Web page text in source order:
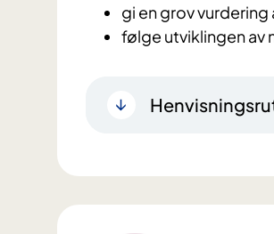
gi en grov
følge utviklingen av